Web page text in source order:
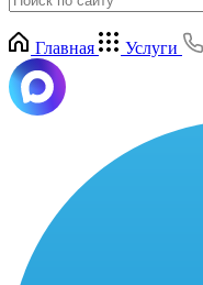
Главная Услуги